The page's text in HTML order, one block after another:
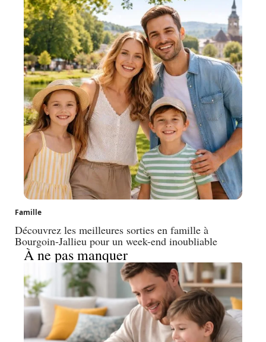
Famille
Découvrez les meilleures sorties en famille à
Bourgoin-Jallieu pour un week-end inoubliable
À ne pas manquer